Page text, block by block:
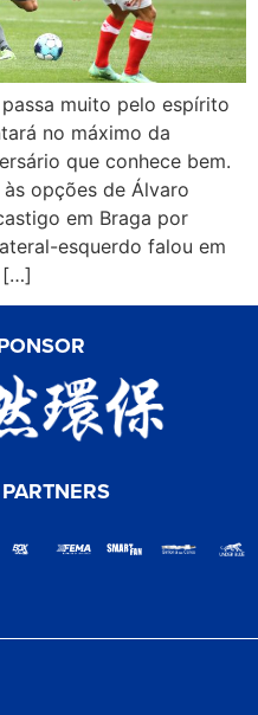
muito pelo espírito
no máximo da
que conhece bem.
opções de Álvaro
em Braga por
esquerdo falou em
[…]